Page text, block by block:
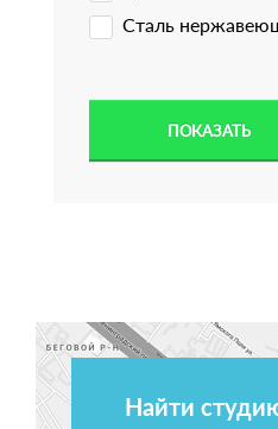
Сталь
Найти